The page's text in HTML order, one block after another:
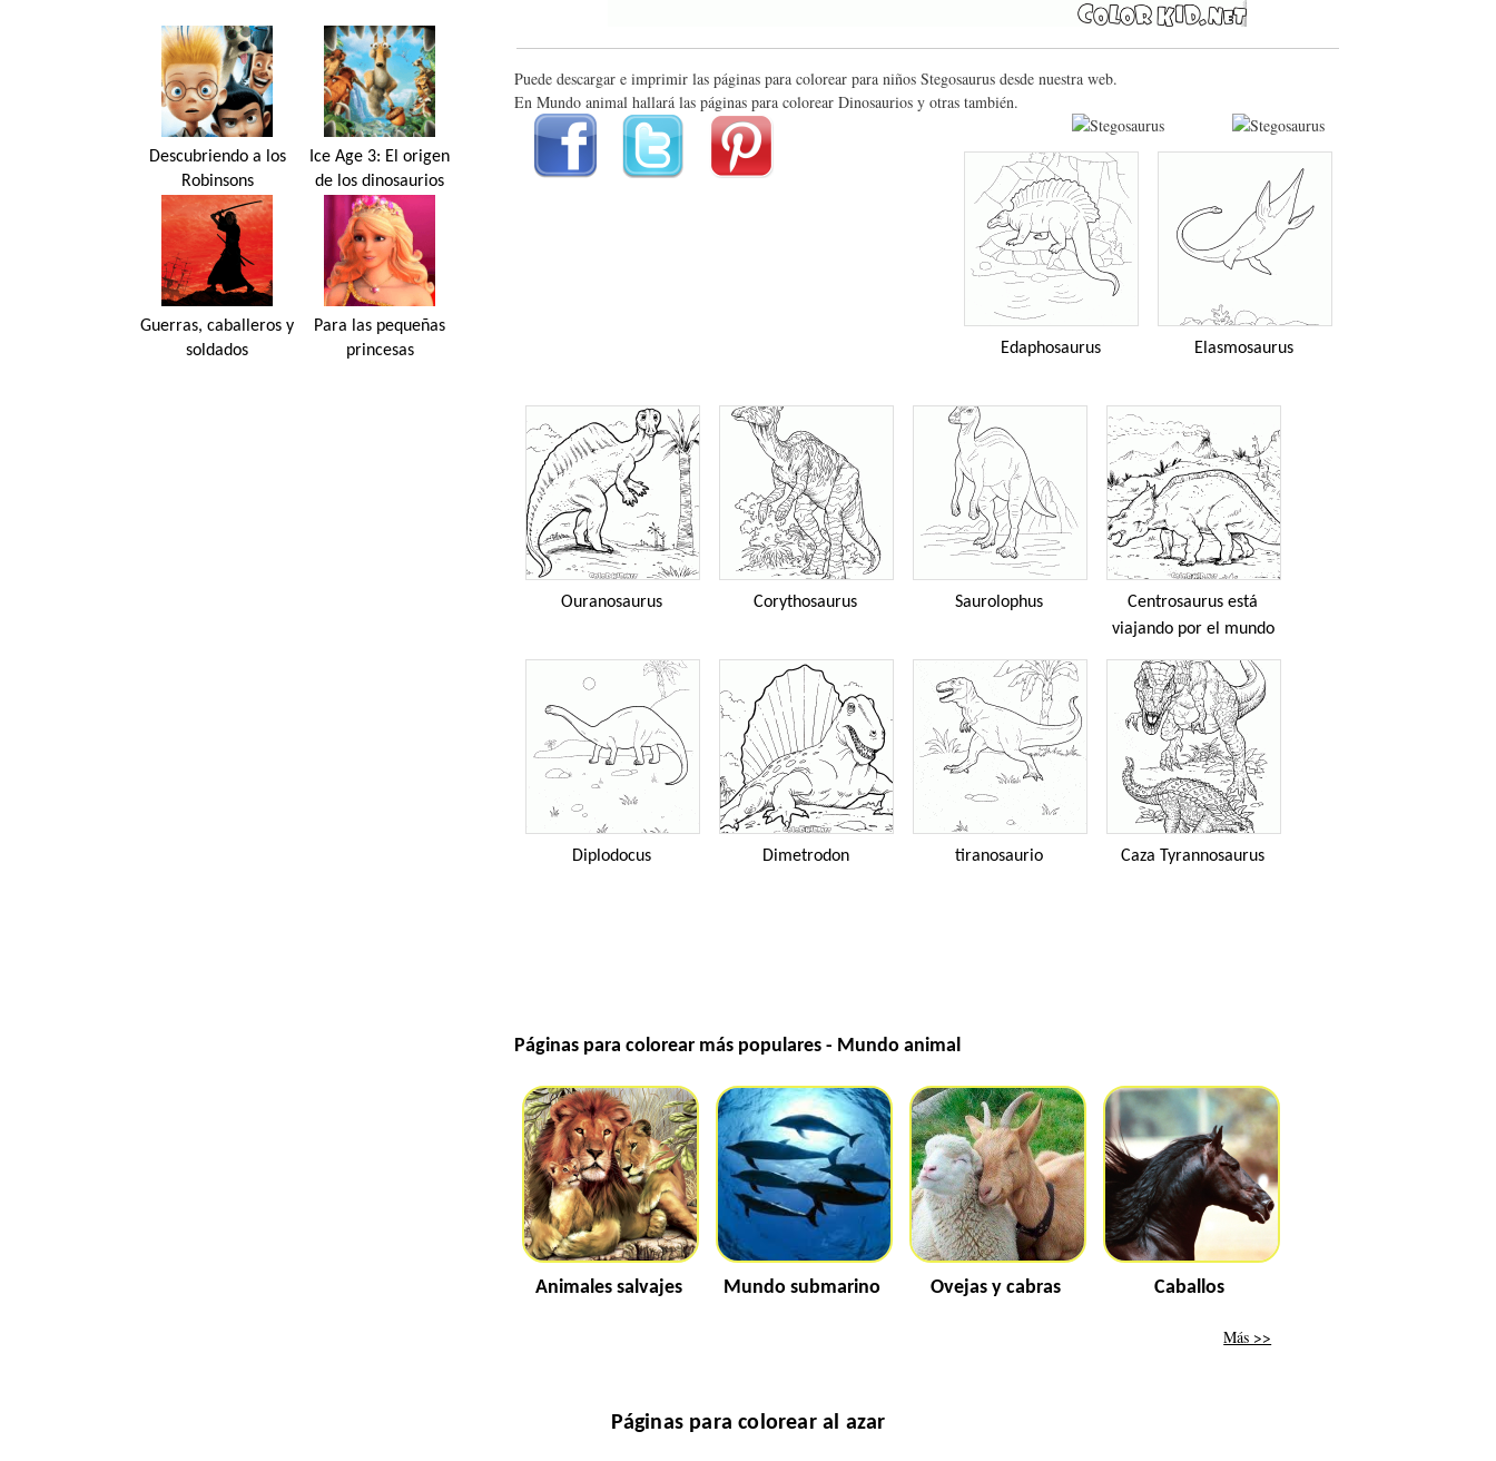
Descubriendo a los
Robinsons
Ice Age 3: El origen
de los dinosaurios
Guerras, caballeros y
soldados
Para las pequeñas
princesas
Puede descargar e imprimir las páginas para colorear para niños Stegosaurus desde nuestra web.
En Mundo animal hallará las páginas para colorear Dinosaurios y otras también.
Edaphosaurus Elasmosaurus
Ouranosaurus Corythosaurus Saurolophus
Centrosaurus está
viajando por el mundo
Diplodocus Dimetrodon tiranosaurio Caza Tyrannosaurus
Páginas para colorear más populares - Mundo animal
Animales salvajes Mundo submarino Ovejas y cabras Caballos
Más >>
Páginas para colorear al azar